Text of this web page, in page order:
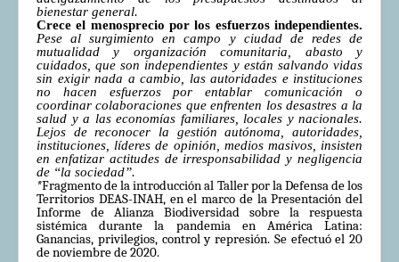
bienestar general.
Crece el menosprecio por los esfuerzos independientes.
Pese al surgimiento en campo y ciudad de redes de
mutualidad y organización comunitaria, abasto y
cuidados, que son independientes y están salvando vidas
sin exigir nada a cambio, las autoridades e instituciones
no hacen esfuerzos por entablar comunicación o
coordinar colaboraciones que enfrenten los desastres a la
salud y a las economías familiares, locales y nacionales.
Lejos de reconocer la gestión autónoma, autoridades,
instituciones, líderes de opinión, medios masivos, insisten
en enfatizar actitudes de irresponsabilidad y negligencia
de “la sociedad”.
*Fragmento de la introducción al Taller por la Defensa de los
Territorios DEAS-INAH, en el marco de la Presentación del
Informe de Alianza Biodiversidad sobre la respuesta
sistémica durante la pandemia en América Latina:
Ganancias, privilegios, control y represión. Se efectuó el 20
de noviembre de 2020.